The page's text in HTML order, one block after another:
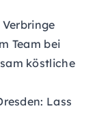
Verbringe
Team bei
köstliche
Lass